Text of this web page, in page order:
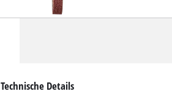
Technische Details